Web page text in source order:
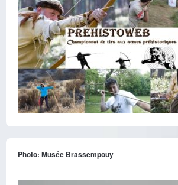
Photo: Musée Brassempouy